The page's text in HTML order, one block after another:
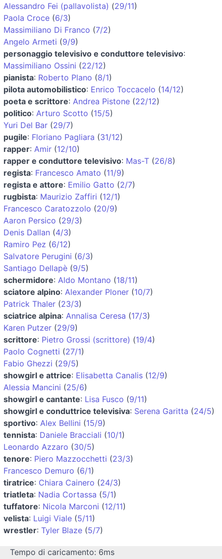
Alessandro Fei (pallavolista) (29/11)
Paola Croce (6/3)
Massimiliano Di Franco (7/2)
Angelo Armeti (9/9)
personaggio televisivo e conduttore televisivo:
Massimiliano Ossini (22/12)
pianista: Roberto Plano (8/1)
pilota automobilistico: Enrico Toccacelo (14/12)
poeta e scrittore: Andrea Pistone (22/12)
politico: Arturo Scotto (15/5)
Yuri Del Bar (29/7)
pugile: Floriano Pagliara (31/12)
rapper: Amir (12/10)
rapper e conduttore televisivo: Mas-T (26/8)
regista: Francesco Amato (11/9)
regista e attore: Emilio Gatto (2/7)
rugbista: Maurizio Zaffiri (12/1)
Francesco Caratozzolo (20/9)
Aaron Persico (29/3)
Denis Dallan (4/3)
Ramiro Pez (6/12)
Salvatore Perugini (6/3)
Santiago Dellapè (9/5)
schermidore: Aldo Montano (18/11)
sciatore alpino: Alexander Ploner (10/7)
Patrick Thaler (23/3)
sciatrice alpina: Annalisa Ceresa (17/3)
Karen Putzer (29/9)
scrittore: Pietro Grossi (scrittore) (19/4)
Paolo Cognetti (27/1)
Fabio Ghezzi (29/5)
showgirl e attrice: Elisabetta Canalis (12/9)
Alessia Mancini (25/6)
showgirl e cantante: Lisa Fusco (9/11)
showgirl e conduttrice televisiva: Serena Garitta (24/5)
sportivo: Alex Bellini (15/9)
tennista: Daniele Bracciali (10/1)
Leonardo Azzaro (30/5)
tenore: Piero Mazzocchetti (23/3)
Francesco Demuro (6/1)
tiratrice: Chiara Cainero (24/3)
triatleta: Nadia Cortassa (5/1)
tuffatore: Nicola Marconi (12/11)
velista: Luigi Viale (5/11)
wrestler: Tyler Blaze (5/7)
Tempo di caricamento: 6ms